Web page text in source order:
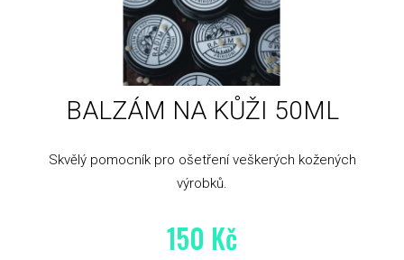
BALZÁM NA KŮŽI 50ML
Skvělý pomocník pro ošetření veškerých kožených
výrobků.
150 Kč